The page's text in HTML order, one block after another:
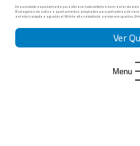
Desenvolvido especialmente para oferecer todo conforto e bem-estar
8 categorias de suítes e apartamentos adaptados para portadores de
estada tranquila e agradável. Wi-fi de alta velocidade, serviço nos quartos 24
Menu
Ver